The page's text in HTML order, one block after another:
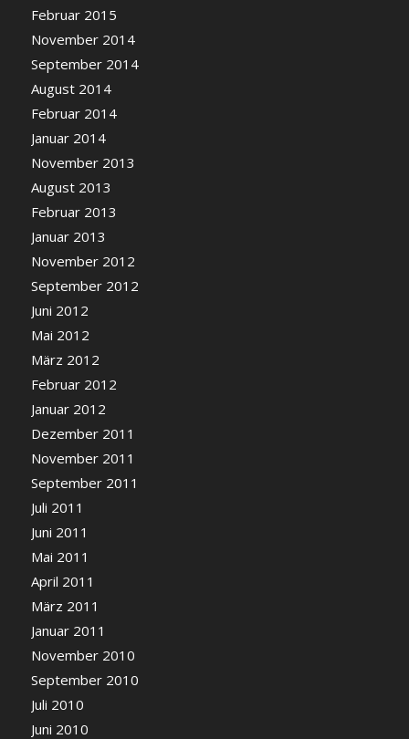
Februar 2015
November 2014
September 2014
August 2014
Februar 2014
Januar 2014
November 2013
August 2013
Februar 2013
Januar 2013
November 2012
September 2012
Juni 2012
Mai 2012
März 2012
Februar 2012
Januar 2012
Dezember 2011
November 2011
September 2011
Juli 2011
Juni 2011
Mai 2011
April 2011
März 2011
Januar 2011
November 2010
September 2010
Juli 2010
Juni 2010